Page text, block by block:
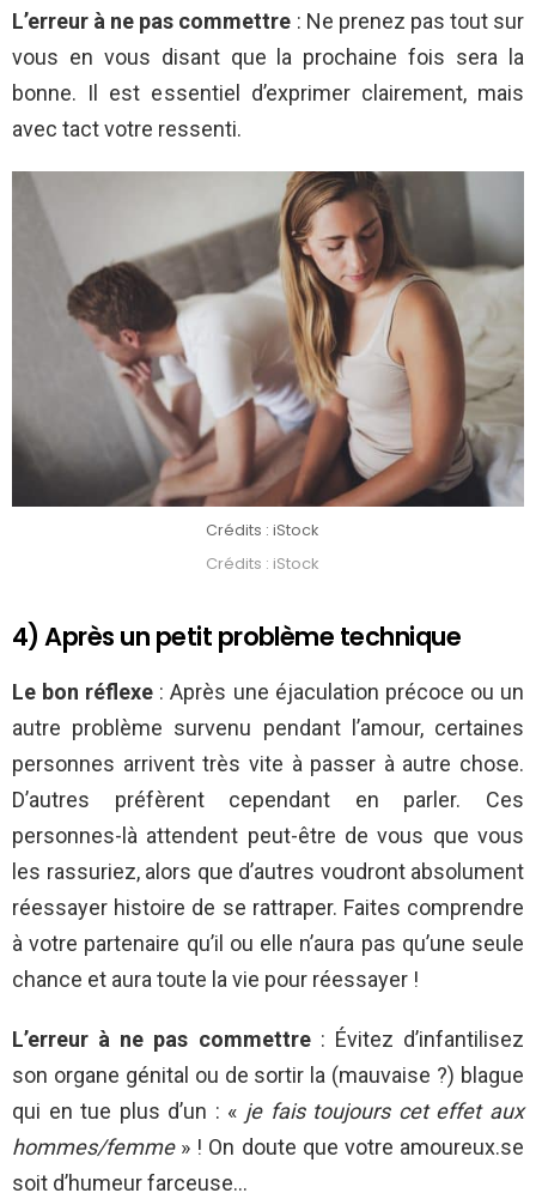
L’erreur à ne pas commettre : Ne prenez pas tout sur
vous en vous disant que la prochaine fois sera la
bonne. Il est essentiel d’exprimer clairement, mais
avec tact votre ressenti.
Crédits : iStock
Crédits : iStock
4) Après un petit problème technique
Le bon réflexe : Après une éjaculation précoce ou un
autre problème survenu pendant l’amour, certaines
personnes arrivent très vite à passer à autre chose.
D’autres préfèrent cependant en parler. Ces
personnes-là attendent peut-être de vous que vous
les rassuriez, alors que d’autres voudront absolument
réessayer histoire de se rattraper. Faites comprendre
à votre partenaire qu’il ou elle n’aura pas qu’une seule
chance et aura toute la vie pour réessayer !
L’erreur à ne pas commettre: Évitez d’infantilisez
son organe génital ou de sortir la (mauvaise ?) blague
qui en tue plus d’un : « je fais toujours cet effet aux
hommes/femme» ! On doute que votre amoureux.se
soit d’humeur farceuse…